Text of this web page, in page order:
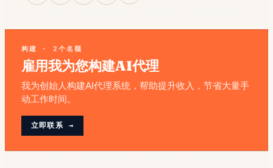
构建 · 2个名额
雇用我为您构建AI代理
我为创始人构建AI代理系统，帮助提升收入，节省大量手
动工作时间。
立即联系 →